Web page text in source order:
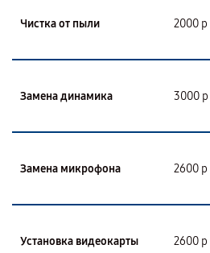
Чистка от пыли 2000 р
Замена динамика 3000 р
Замена микрофона 2600 р
Установка видеокарты 2600 р